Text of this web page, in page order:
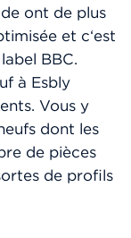
ont de plus
et c‘est
BBC.
à Esbly
Vous y
dont les
de pièces
de profils